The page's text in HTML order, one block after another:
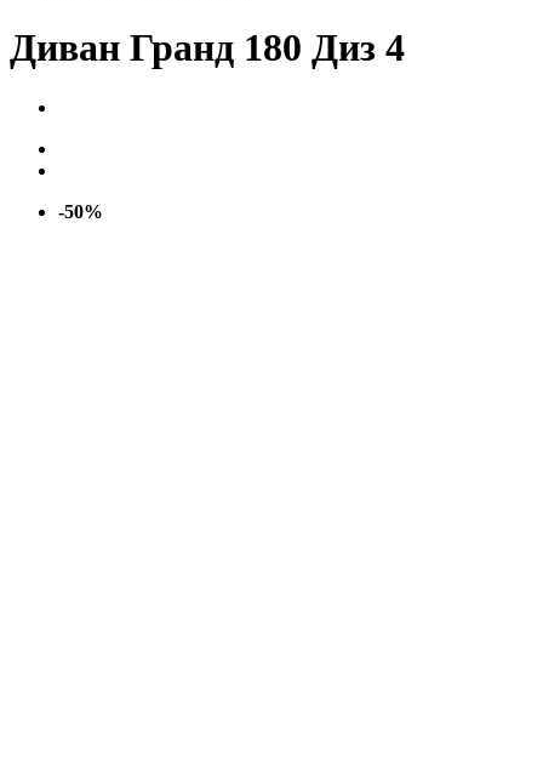
Диван Гранд 180 Диз 4
-50%